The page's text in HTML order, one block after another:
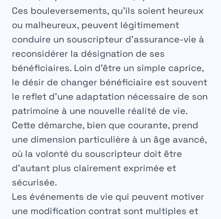
Ces bouleversements, qu’ils soient heureux
ou malheureux, peuvent légitimement
conduire un souscripteur d’assurance-vie à
reconsidérer la désignation de ses
bénéficiaires. Loin d’être un simple caprice,
le désir de changer bénéficiaire est souvent
le reflet d’une adaptation nécessaire de son
patrimoine à une nouvelle réalité de vie.
Cette démarche, bien que courante, prend
une dimension particulière à un âge avancé,
où la volonté du souscripteur doit être
d’autant plus clairement exprimée et
sécurisée.
Les événements de vie qui peuvent motiver
une modification contrat sont multiples et